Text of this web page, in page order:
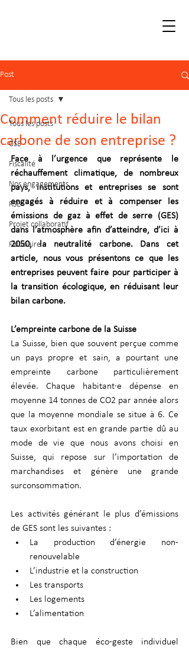
Post
Tous les posts
CSE
Fiscalité
Nos engagements
RSE
Projet collaboratif
Fiduciaire
Tous les posts
Comment réduire le bilan
carbone de son entreprise ?
Face à l’urgence que représente le
réchauffement climatique, de nombreux
pays, institutions et entreprises se sont
engagés à réduire et à compenser les
émissions de gaz à effet de serre (GES)
dans l’atmosphère afin d’atteindre, d’ici à
2050, la neutralité carbone. Dans cet
article, nous vous présentons ce que les
entreprises peuvent faire pour participer à
la transition écologique, en réduisant leur
bilan carbone.
L’empreinte carbone de la Suisse
La Suisse, bien que souvent perçue comme
un pays propre et sain, a pourtant une
empreinte carbone particulièrement
élevée. Chaque habitant·e dépense en
moyenne 14 tonnes de CO2 par année alors
que la moyenne mondiale se situe à 6. Ce
taux exorbitant est en grande partie dû au
mode de vie que nous avons choisi en
Suisse, qui repose sur l’importation de
marchandises et génère une grande
surconsommation.
Les activités générant le plus d’émissions
de GES sont les suivantes :
La production d’énergie non-
renouvelable
L’industrie et la construction
Les transports
Les logements
L’alimentation
Bien que chaque éco-geste individuel